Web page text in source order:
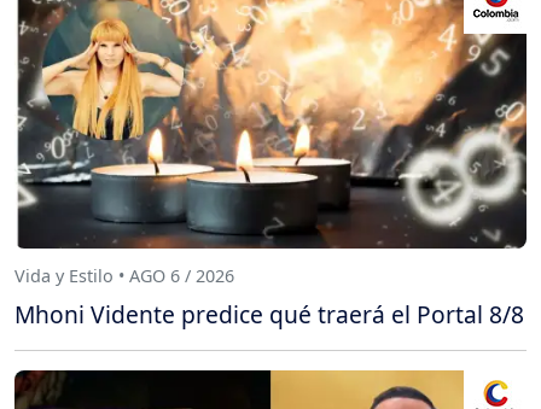
Vida y Estilo • AGO 6 / 2026
Mhoni Vidente predice qué traerá el Portal 8/8